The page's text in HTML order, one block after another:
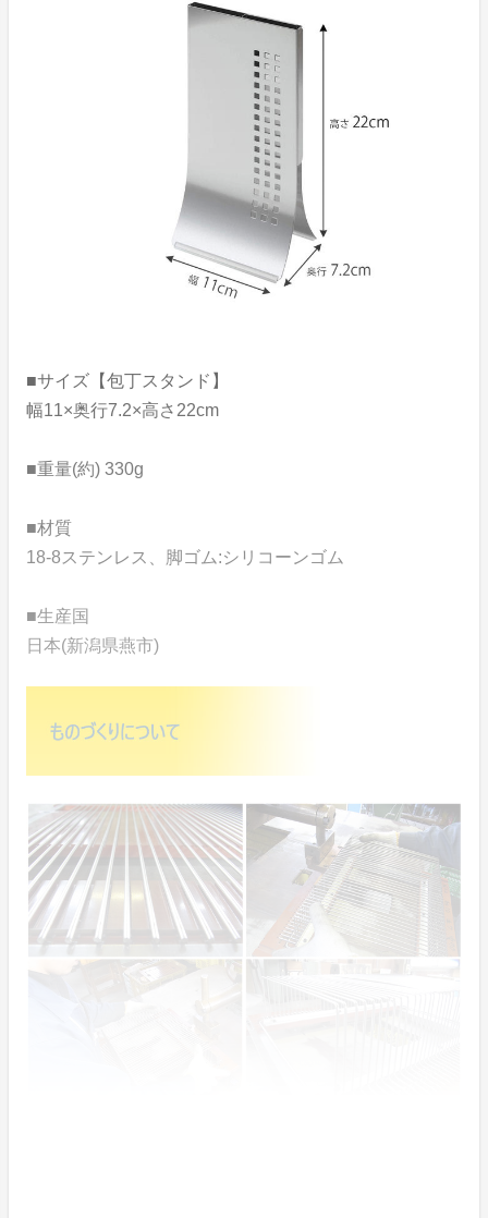
■サイズ【包丁スタンド】
幅11×奥行7.2×高さ22cm
■重量(約) 330g
■材質
18-8ステンレス、脚ゴム:シリコーンゴム
■生産国
日本(新潟県燕市)